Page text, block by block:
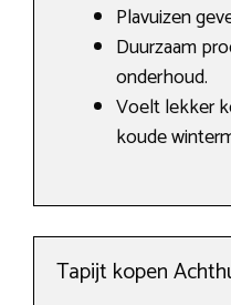
Plavuizen
Duurzaam
onderhoud.
Voelt lekker
koude
Tapijt kopen